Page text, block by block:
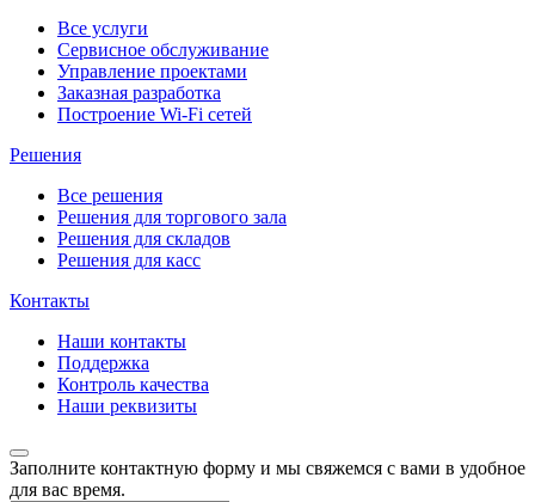
Все услуги
Сервисное обслуживание
Управление проектами
Заказная разработка
Построение Wi-Fi сетей
Решения
Все решения
Решения для торгового зала
Решения для складов
Решения для касс
Контакты
Наши контакты
Поддержка
Контроль качества
Наши реквизиты
Заполните контактную форму и мы свяжемся с вами в удобное
для вас время.